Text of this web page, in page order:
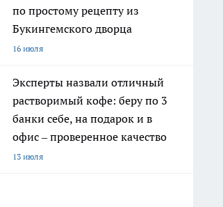
по простому рецепту из
Букингемского дворца
16 июля
Эксперты назвали отличный
растворимый кофе: беру по 3
банки себе, на подарок и в
офис – проверенное качество
13 июля